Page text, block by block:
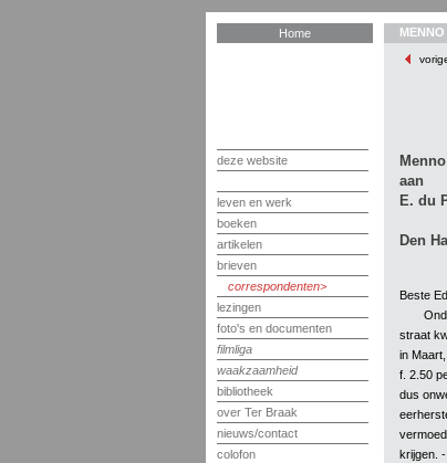
Home
deze website
leven en werk
boeken
artikelen
brieven
correspondenten
lezingen
foto's en documenten
filmliga
waakzaamheid
bibliotheek
over Ter Braak
nieuws/contact
colofon
aan
E. du
Den
Beste
straat
in
f. 2.50
dus
vermoed.
krijgen.